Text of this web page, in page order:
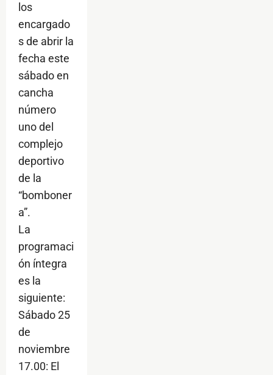
los
encargado
s de abrir la
fecha este
sábado en
cancha
número
uno del
complejo
deportivo
de la
“bomboner
a”.
La
programaci
ón íntegra
es la
siguiente:
Sábado 25
de
noviembre
17.00: El